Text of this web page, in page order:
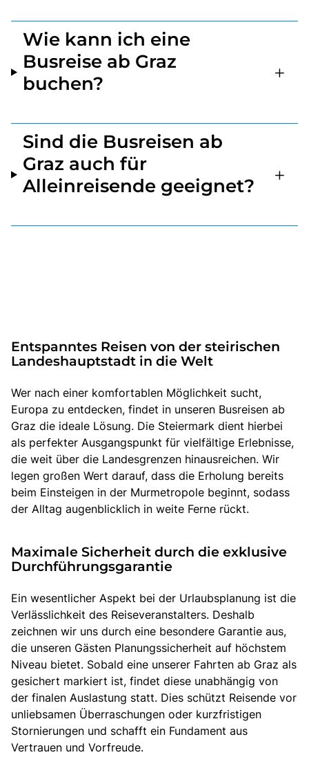
Wie kann ich eine
Busreise ab Graz
buchen?
Sind die Busreisen ab
Graz auch für
Alleinreisende geeignet?
Entspanntes Reisen von der steirischen
Landeshauptstadt in die Welt
Wer nach einer komfortablen Möglichkeit sucht,
Europa zu entdecken, findet in unseren Busreisen ab
Graz die ideale Lösung. Die Steiermark dient hierbei
als perfekter Ausgangspunkt für vielfältige Erlebnisse,
die weit über die Landesgrenzen hinausreichen. Wir
legen großen Wert darauf, dass die Erholung bereits
beim Einsteigen in der Murmetropole beginnt, sodass
der Alltag augenblicklich in weite Ferne rückt.
Maximale Sicherheit durch die exklusive
Durchführungsgarantie
Ein wesentlicher Aspekt bei der Urlaubsplanung ist die
Verlässlichkeit des Reiseveranstalters. Deshalb
zeichnen wir uns durch eine besondere Garantie aus,
die unseren Gästen Planungssicherheit auf höchstem
Niveau bietet. Sobald eine unserer Fahrten ab Graz als
gesichert markiert ist, findet diese unabhängig von
der finalen Auslastung statt. Dies schützt Reisende vor
unliebsamen Überraschungen oder kurzfristigen
Stornierungen und schafft ein Fundament aus
Vertrauen und Vorfreude.